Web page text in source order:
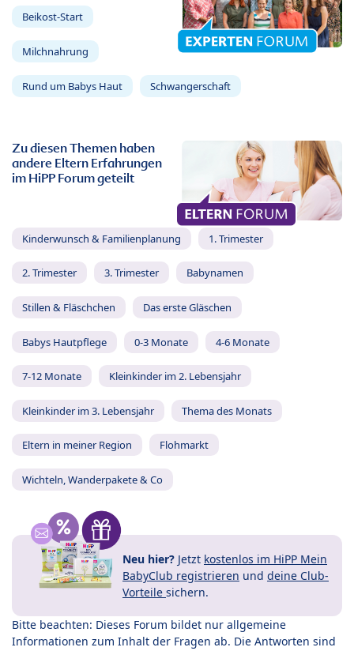
Beikost-Start
Milchnahrung
Rund um Babys Haut Schwangerschaft
Zu diesen Themen haben
andere Eltern Erfahrungen
im HiPP Forum geteilt
Kinderwunsch & Familienplanung 1. Trimester
2. Trimester 3. Trimester Babynamen
Stillen & Fläschchen Das erste Gläschen
Babys Hautpflege 0-3 Monate 4-6 Monate
7-12 Monate Kleinkinder im 2. Lebensjahr
Kleinkinder im 3. Lebensjahr Thema des Monats
Eltern in meiner Region Flohmarkt
Wichteln, Wanderpakete & Co
Neu hier? Jetzt kostenlos im HiPP Mein
BabyClub registrieren und deine Club-
Vorteile sichern.
Bitte beachten: Dieses Forum bildet nur allgemeine
Informationen zum Inhalt der Fragen ab. Die Antworten sind